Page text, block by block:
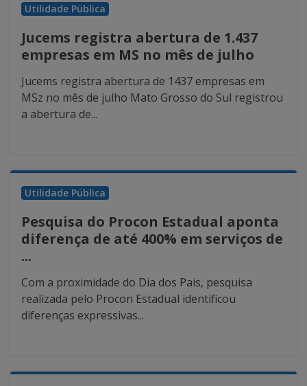
Utilidade Pública
Jucems registra abertura de 1.437
empresas em MS no mês de julho
Jucems registra abertura de 1437 empresas em
MSz no mês de julho Mato Grosso do Sul registrou
a abertura de...
Utilidade Pública
Pesquisa do Procon Estadual aponta
diferença de até 400% em serviços de
...
Com a proximidade do Dia dos Pais, pesquisa
realizada pelo Procon Estadual identificou
diferenças expressivas...